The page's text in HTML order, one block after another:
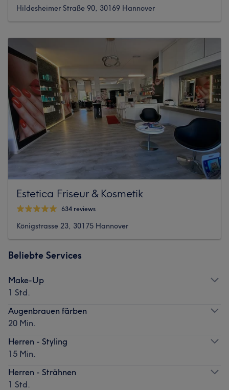
Hildesheimer Straße 90, 30169 Hannover
Estetica Friseur & Kosmetik
634 reviews
Königstrasse 23, 30175 Hannover
Beliebte Services
Make-Up
1 Std.
Augenbrauen färben
20 Min.
Herren - Styling
15 Min.
Herren - Strähnen
1 Std.